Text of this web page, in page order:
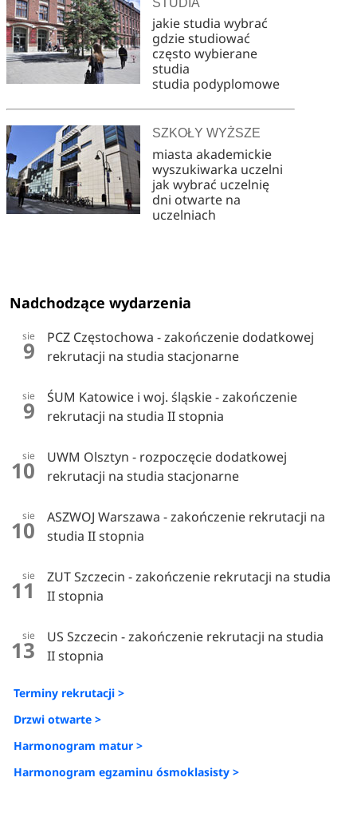
jakie studia wybrać
gdzie studiować
często wybierane
studia
studia podyplomowe
SZKOŁY WYŻSZE
miasta akademickie
wyszukiwarka uczelni
jak wybrać uczelnię
dni otwarte na
uczelniach
Nadchodzące wydarzenia
sie
9
PCZ Częstochowa - zakończenie dodatkowej
rekrutacji na studia stacjonarne
sie
9
ŚUM Katowice i woj. śląskie - zakończenie
rekrutacji na studia II stopnia
sie
10
UWM Olsztyn - rozpoczęcie dodatkowej
rekrutacji na studia stacjonarne
sie
10
ASZWOJ Warszawa - zakończenie rekrutacji na
studia II stopnia
sie
11
ZUT Szczecin - zakończenie rekrutacji na studia
II stopnia
sie
13
US Szczecin - zakończenie rekrutacji na studia
II stopnia
Terminy rekrutacji >
Drzwi otwarte >
Harmonogram matur >
Harmonogram egzaminu ósmoklasisty >